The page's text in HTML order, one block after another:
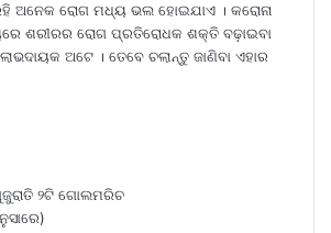
ଅନେକ ରୋଗ ମଧ୍ୟ ଭଲ ହୋଇଯାଏ । କରୋନା
ଶରୀରର ରୋଗ ପ୍ରତିରୋଧକ ଶକ୍ତି ବଢ଼ାଇବା
ଅଟେ । ତେବେ ଚଲାନ୍ତୁ ଜାଣିବା ଏହାର
୨ଟି ଗୋଲମରିଚ